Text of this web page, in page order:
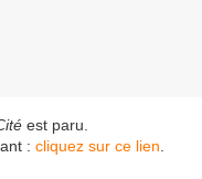
est paru.
: cliquez sur ce lien